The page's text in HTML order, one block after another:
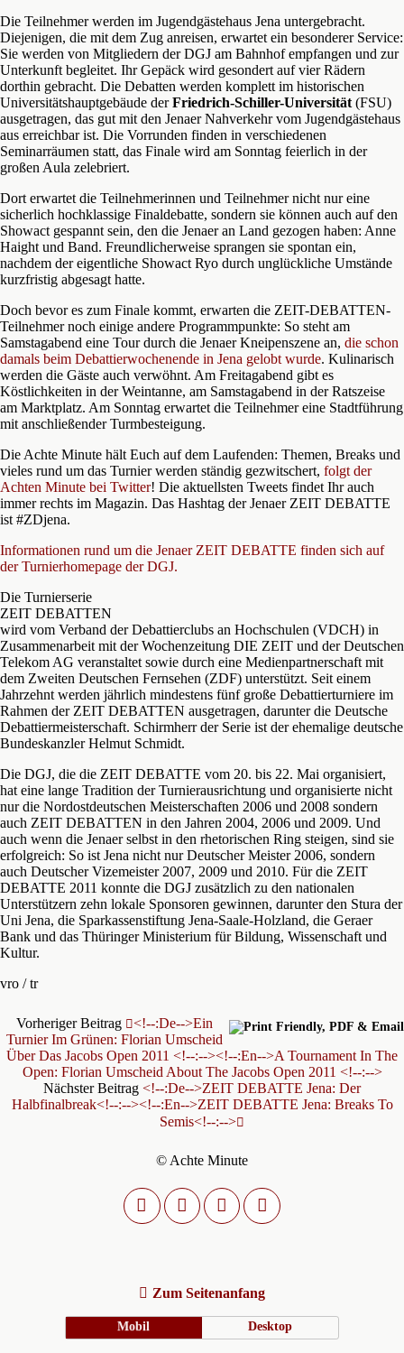
Die Teilnehmer werden im Jugendgästehaus Jena untergebracht.
Diejenigen, die mit dem Zug anreisen, erwartet ein besonderer Service:
Sie werden von Mitgliedern der DGJ am Bahnhof empfangen und zur
Unterkunft begleitet. Ihr Gepäck wird gesondert auf vier Rädern
dorthin gebracht. Die Debatten werden komplett im historischen
Universitätshauptgebäude derFriedrich-Schiller-Universität (FSU)
ausgetragen, das gut mit den Jenaer Nahverkehr vom Jugendgästehaus
aus erreichbar ist. Die Vorrunden finden in verschiedenen
Seminarräumen statt, das Finale wird am Sonntag feierlich in der
großen Aula zelebriert.
Dort erwartet die Teilnehmerinnen und Teilnehmer nicht nur eine
sicherlich hochklassige Finaldebatte, sondern sie können auch auf den
Showact gespannt sein, den die Jenaer an Land gezogen haben: Anne
Haight und Band. Freundlicherweise sprangen sie spontan ein,
nachdem der eigentliche Showact Ryo durch unglückliche Umstände
kurzfristig abgesagt hatte.
Doch bevor es zum Finale kommt, erwarten die ZEIT-DEBATTEN-
Teilnehmer noch einige andere Programmpunkte: So steht am
Samstagabend eine Tour durch die Jenaer Kneipenszene an, die schon
damals beim Debattierwochenende in Jena gelobt wurde. Kulinarisch
werden die Gäste auch verwöhnt. Am Freitagabend gibt es
Köstlichkeiten in der Weintanne, am Samstagabend in der Ratszeise
am Marktplatz. Am Sonntag erwartet die Teilnehmer eine Stadtführung
mit anschließender Turmbesteigung.
Die Achte Minute hält Euch auf dem Laufenden: Themen, Breaks und
vieles rund um das Turnier werden ständig gezwitschert, folgt der
Achten Minute bei Twitter! Die aktuellsten Tweets findet Ihr auch
immer rechts im Magazin. Das Hashtag der Jenaer ZEIT DEBATTE
ist #ZDjena.
Informationen rund um die Jenaer ZEIT DEBATTE finden sich auf
der Turnierhomepage der DGJ.
Die Turnierserie
ZEIT DEBATTEN
wird vom Verband der Debattierclubs an Hochschulen (VDCH) in
Zusammenarbeit mit der Wochenzeitung DIE ZEIT und der Deutschen
Telekom AG veranstaltet sowie durch eine Medienpartnerschaft mit
dem Zweiten Deutschen Fernsehen (ZDF) unterstützt. Seit einem
Jahrzehnt werden jährlich mindestens fünf große Debattierturniere im
Rahmen der ZEIT DEBATTEN ausgetragen, darunter die Deutsche
Debattiermeisterschaft. Schirmherr der Serie ist der ehemalige deutsche
Bundeskanzler Helmut Schmidt.
Die DGJ, die die ZEIT DEBATTE vom 20. bis 22. Mai organisiert,
hat eine lange Tradition der Turnierausrichtung und organisierte nicht
nur die Nordostdeutschen Meisterschaften 2006 und 2008 sondern
auch ZEIT DEBATTEN in den Jahren 2004, 2006 und 2009. Und
auch wenn die Jenaer selbst in den rhetorischen Ring steigen, sind sie
erfolgreich: So ist Jena nicht nur Deutscher Meister 2006, sondern
auch Deutscher Vizemeister 2007, 2009 und 2010. Für die ZEIT
DEBATTE 2011 konnte die DGJ zusätzlich zu den nationalen
Unterstützern zehn lokale Sponsoren gewinnen, darunter den Stura der
Uni Jena, die Sparkassenstiftung Jena-Saale-Holzland, die Geraer
Bank und das Thüringer Ministerium für Bildung, Wissenschaft und
Kultur.
vro / tr
Vorheriger Beitrag
<!--:de-->Ein
Turnier Im Grünen: Florian Umscheid
Über Das Jacobs Open 2011 <!--:--><!--:en-->A Tournament In The
Open: Florian Umscheid About The Jacobs Open 2011 <!--:-->
Nächster Beitrag <!--:de-->ZEIT DEBATTE Jena: Der
Halbfinalbreak<!--:--><!--:en-->ZEIT DEBATTE Jena: Breaks To
Semis<!--:-->
© Achte Minute
Zum Seitenanfang
Mobil Desktop